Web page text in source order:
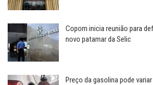
Copom inicia reunião para
novo patamar da Selic
Preço da gasolina pode